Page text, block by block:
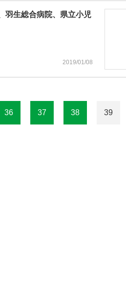
羽生総合病院、県立小児
2019/01/08
36 37 38 39